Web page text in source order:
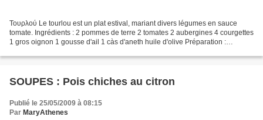
Τουρλού Le tourlou est un plat estival, mariant divers légumes en sauce
tomate. Ingrédients : 2 pommes de terre 2 tomates 2 aubergines 4 courgettes
1 gros oignon 1 gousse d'ail 1 càs d'aneth huile d'olive Préparation :
SOUPES : Pois chiches au citron
Publié le 25/05/2009 à 08:15
Par MaryAthenes